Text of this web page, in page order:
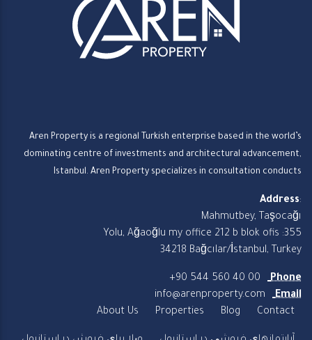
Aren Property is a regional Turkish enterprise based in the world’s
dominating centre of investments and architectural advancement,
Istanbul. Aren Property specializes in consultation conducts
Address:
Mahmutbey, Taşocağı
Yolu, Ağaoğlu my office 212 b blok ofis :355
34218 Bağcılar/İstanbul, Turkey
Phone
+90 544 560 40 00
Email
info@arenproperty.com
About Us
Properties Blog Contact